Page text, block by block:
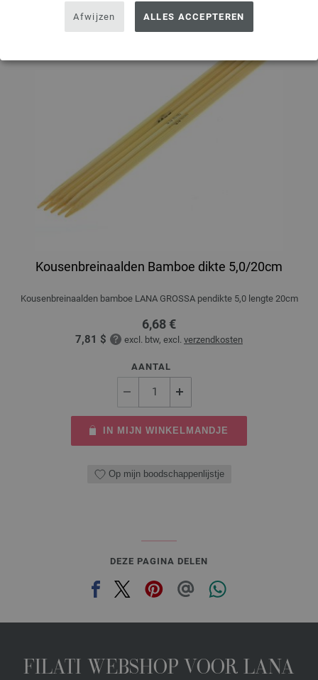
Afwijzen ALLES ACCEPTEREN
Kousenbreinaalden Bamboe dikte 5,0/20cm
Kousenbreinaalden bamboe LANA GROSSA pendikte 5,0 lengte 20cm
6,68 €
7,81 $ excl. btw, excl. verzendkosten
AANTAL
IN MIJN WINKELMANDJE
Op mijn boodschappenlijstje
DEZE PAGINA DELEN
FILATI WEBSHOP VOOR LANA